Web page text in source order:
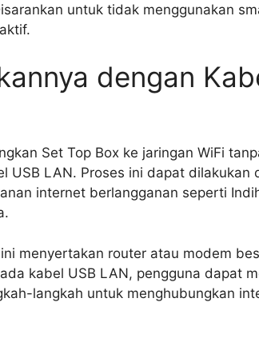
untuk tidak menggunakan
dengan
Set Top Box ke jaringan WiFi
USB LAN. Proses ini dapat dilakukan
internet berlangganan seperti
menyertakan router atau modem
kabel USB LAN, pengguna dapat
langkah untuk menghubungkan